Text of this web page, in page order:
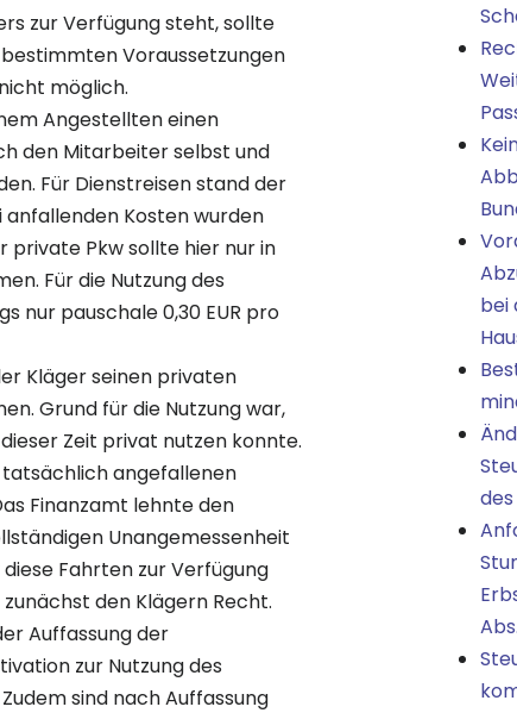
zur Verfügung steht, sollte
Voraussetzungen
möglich.
Angestellten einen
den Mitarbeiter selbst und
Für Dienstreisen stand der
anfallenden Kosten wurden
Pkw sollte hier nur in
Für die Nutzung des
nur pauschale 0,30 EUR pro
Kläger seinen privaten
Grund für die Nutzung war,
Zeit privat nutzen konnte.
angefallenen
Finanzamt lehnte den
Unangemessenheit
Fahrten zur Verfügung
den Klägern Recht.
Auffassung der
zur Nutzung des
sind nach Auffassung
bei